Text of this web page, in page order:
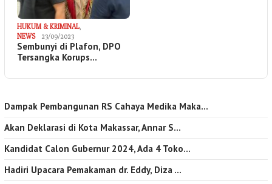
HUKUM & KRIMINAL
NEWS
23/09/2023
Sembunyi di Plafon, DPO
Tersangka Korups…
Dampak Pembangunan RS Cahaya Medika Maka…
Akan Deklarasi di Kota Makassar, Annar S…
Kandidat Calon Gubernur 2024, Ada 4 Toko…
Hadiri Upacara Pemakaman dr. Eddy, Diza …